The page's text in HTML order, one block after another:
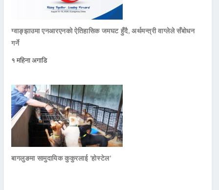
ग्वाङ्झाउमा एनआरएनको ऐतिहासिक जमघट हुँदै, अर्थमन्त्री वाग्लेले सँबोधन
गर्ने
१ महिना अगाडि
बागलुङमा सामुदायिक कुकुरलाई ‘होस्टेल’